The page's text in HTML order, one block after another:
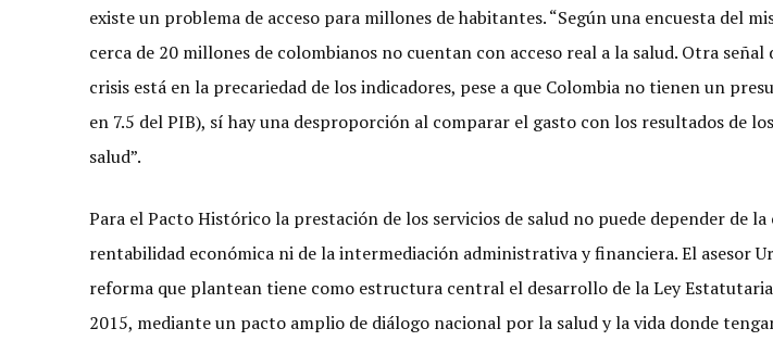
existe un problema de acceso para millones de habitantes. “Según una encuesta del
cerca de 20 millones de colombianos no cuentan con acceso real a la salud. Otra señal
crisis está en la precariedad de los indicadores, pese a que Colombia no tienen un
en 7.5 del PIB), sí hay una desproporción al comparar el gasto con los resultados de
salud”.
Para el Pacto Histórico la prestación de los servicios de salud no puede depender de la
rentabilidad económica ni de la intermediación administrativa y financiera. El asesor
reforma que plantean tiene como estructura central el desarrollo de la Ley
2015, mediante un pacto amplio de diálogo nacional por la salud y la vida donde